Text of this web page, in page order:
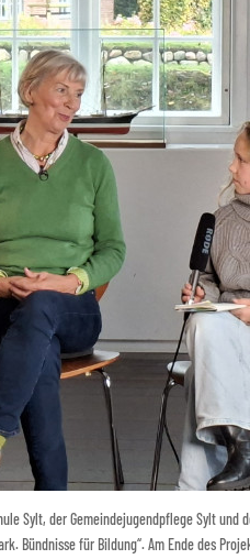
Sylt, der Gemeindejugendpflege Sylt
Bündnisse für Bildung“. Am Ende des